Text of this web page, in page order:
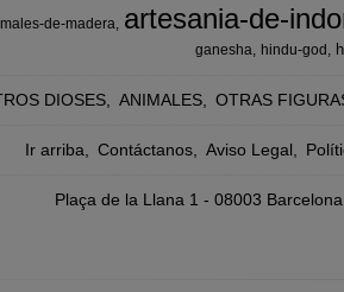
de-madera artesania-de-
ganesha
hindu-god
DIOSES ANIMALES OTRAS
Ir arriba Contáctanos Aviso Legal
Plaça de la Llana 1 - 08003